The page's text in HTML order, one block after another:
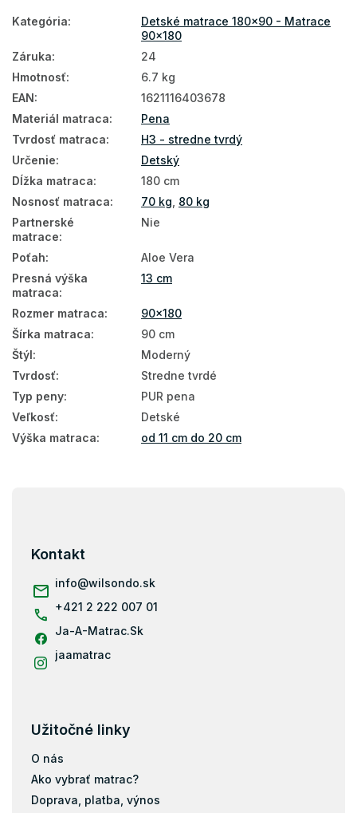
Kategória:
Detské matrace 180x90 - Matrace
90x180
Záruka:
24
Hmotnosť:
6.7 kg
EAN:
1621116403678
Materiál matraca:
Pena
Tvrdosť matraca:
H3 - stredne tvrdý
Určenie:
Detský
Dĺžka matraca:
180 cm
Nosnosť matraca: 70 kg 80 kg
Partnerské
matrace:
Nie
Poťah:
Aloe Vera
Presná výška
matraca:
13 cm
Rozmer matraca:
90x180
Šírka matraca:
90 cm
Štýl:
Moderný
Tvrdosť:
Stredne tvrdé
Typ peny:
PUR pena
Veľkosť:
Detské
Výška matraca: od 11 cm do 20 cm
Kontakt
info@wilsondo.sk
+421 2 222 007 01
Ja-A-Matrac.Sk
jaamatrac
Užitočné linky
O nás
Ako vybrať matrac?
Doprava, platba, výnos